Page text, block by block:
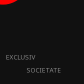
EXCLUSIV
SOCIETATE